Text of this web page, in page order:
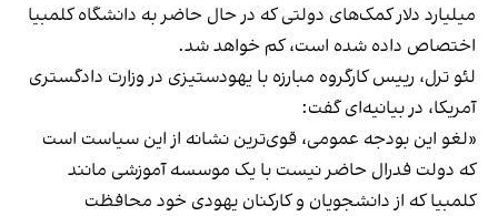
میلیارد دلار کمک‌های دولتی که در حال حاضر به دانشگاه کلمبیا
اختصاص داده شده است، کم خواهد شد.
لئو ترل، رییس کارگروه مبارزه با یهودستیزی در وزارت دادگستری
آمریکا، در بیانیه‌ای گفت:
«لغو این بودجه عمومی، قوی‌ترین نشانه از این سیاست است
که دولت فدرال حاضر نیست با یک موسسه آموزشی مانند
کلمبیا که از دانشجویان و کارکنان یهودی خود محافظت